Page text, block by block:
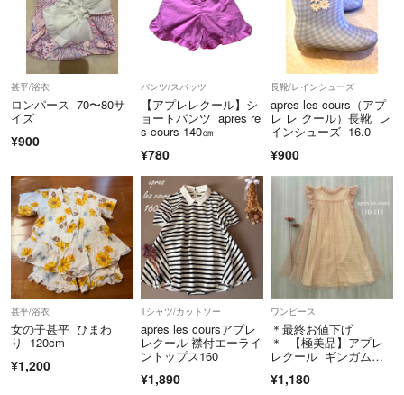
ペット、喫煙者はおりません。
よろしくお願いします(^^)
甚平/浴衣
ロンパース 70〜80サ
イズ
¥900
パンツ/スパッツ
【アプレレクール】シ
ョートパンツ apres re
s cours 140㎝
¥780
長靴/レインシューズ
apres les cours（アプ
レ レ クール）長靴 レ
インシューズ 16.0
¥900
甚平/浴衣
女の子甚平 ひまわ
り 120cm
¥1,200
Tシャツ/カットソー
apres les coursアプレ
レクール 襟付エーライ
ントップス160
¥1,890
ワンピース
＊最終お値下げ
＊ 【極美品】アプレ
レクール ギンガムチ
ース
¥1,180